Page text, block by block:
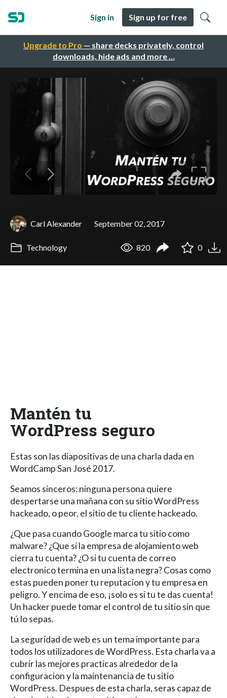
Upgrade to Pro — share decks privately, control
downloads, hide ads and more …
Sign in Sign up for free
Carl Alexander September 02, 2017
Technology 820 0
Mantén tu
WordPress seguro
Estas son las diapositivas de una charla dada en
WordCamp San José 2017.
Seamos sinceros: ninguna persona quiere
despertarse una mañana con su sitio WordPress
hackeado, o peor, el sitio de tu cliente hackeado.
¿Que pasa cuando Google marca tu sitio como
malware? ¿Que si la empresa de alojamiento web
cierra tu cuenta? ¿O si tu cuenta de correo
electronico termina en una lista negra? Cosas como
estas pueden poner tu reputacion y tu empresa en
peligro. Y encima de eso, ¡solo es si tu te das cuenta!
Un hacker puede tomar el control de tu sitio sin que
tú lo sepas.
La seguridad de web es un tema importante para
todos los utilizadores de WordPress. Esta charla va a
cubrir las mejores practicas alrededor de la
configuracion y la maintenancia de tu sitio
WordPress. Despues de esta charla, seras capaz de